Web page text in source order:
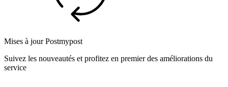
Mises à jour Postmypost
Suivez les nouveautés et profitez en premier des améliorations du
service